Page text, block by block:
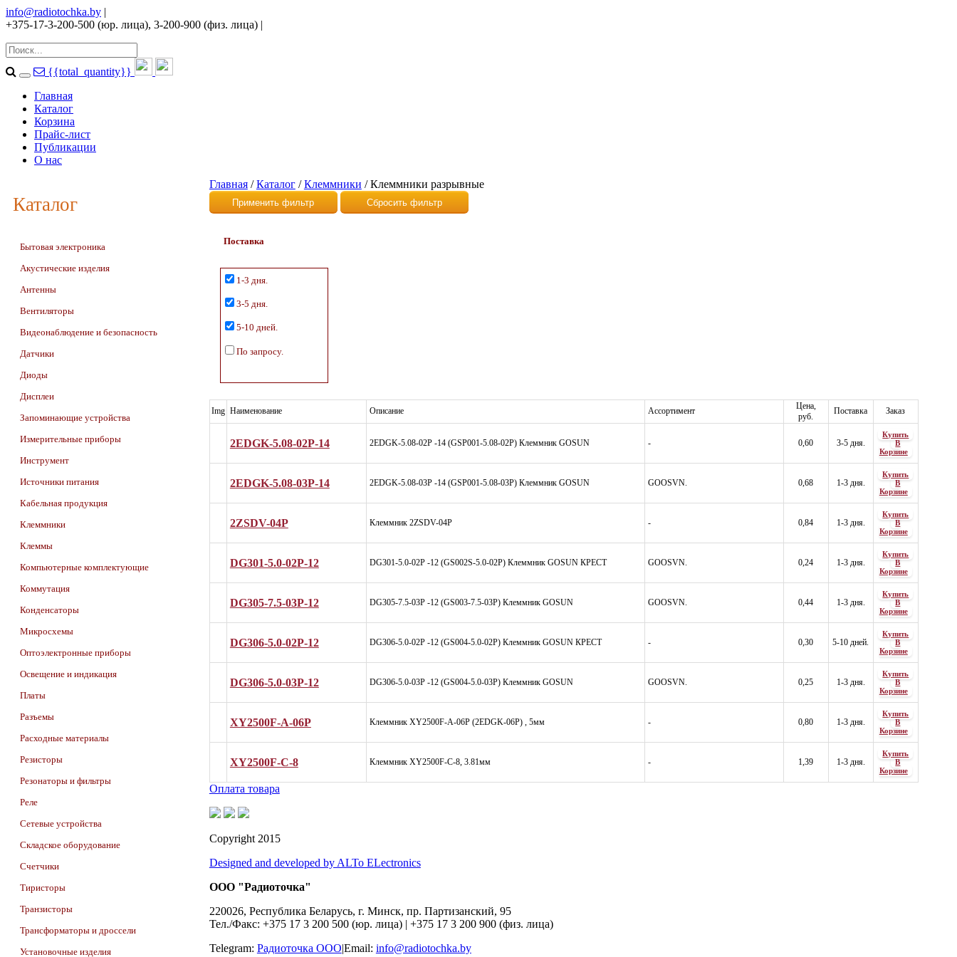
info@radiotochka.by |
+375-17-3-200-500 (юр. лица), 3-200-900 (физ. лица) |
{{total_quantity}}
Главная
Каталог
Корзина
Прайс-лист
Публикации
О нас
Каталог
Бытовая электроника
Акустические изделия
Антенны
Вентиляторы
Видеонаблюдение и безопасность
Датчики
Диоды
Дисплеи
Запоминающие устройства
Измерительные приборы
Инструмент
Источники питания
Кабельная продукция
Клеммники
Клеммы
Компьютерные комплектующие
Коммутация
Конденсаторы
Микросхемы
Оптоэлектронные приборы
Освещение и индикация
Платы
Разъемы
Расходные материалы
Резисторы
Резонаторы и фильтры
Реле
Сетевые устройства
Складское оборудование
Счетчики
Тиристоры
Транзисторы
Трансформаторы и дроссели
Установочные изделия
Главная/Каталог/Клеммники /Клеммники разрывные
Поставка
1-3 дня.
3-5 дня.
5-10 дней.
По запросу.
Img Наименование Описание Ассортимент
Цена,
руб.
Поставка Заказ
2EDGK-5.08-02P-14 2EDGK-5.08-02P -14 (GSP001-5.08-02P) Клеммник GOSUN - 0,60 3-5 дня.
Купить
В
Корзине
2EDGK-5.08-03P-14 2EDGK-5.08-03P -14 (GSP001-5.08-03P) Клеммник GOSUN GOOSVN. 0,68 1-3 дня.
Купить
В
Корзине
2ZSDV-04P Клеммник 2ZSDV-04P - 0,84 1-3 дня.
Купить
В
Корзине
DG301-5.0-02P-12 DG301-5.0-02P -12 (GS002S-5.0-02P) Клеммник GOSUN КРЕСТ GOOSVN. 0,24 1-3 дня.
Купить
В
Корзине
DG305-7.5-03P-12 DG305-7.5-03P -12 (GS003-7.5-03P) Клеммник GOSUN GOOSVN. 0,44 1-3 дня.
Купить
В
Корзине
DG306-5.0-02P-12 DG306-5.0-02P -12 (GS004-5.0-02P) Клеммник GOSUN КРЕСТ - 0,30 5-10 дней.
Купить
В
Корзине
DG306-5.0-03P-12 DG306-5.0-03P -12 (GS004-5.0-03P) Клеммник GOSUN GOOSVN. 0,25 1-3 дня.
Купить
В
Корзине
XY2500F-A-06P Клеммник XY2500F-A-06P (2EDGK-06P) , 5мм - 0,80 1-3 дня.
Купить
В
Корзине
XY2500F-C-8 Клеммник XY2500F-C-8, 3.81мм - 1,39 1-3 дня.
Купить
В
Корзине
Оплата товара
Copyright 2015
Designed and developed by ALTo ELectronics
ООО "Радиоточка"
220026, Республика Беларусь, г. Минск, пр. Партизанский, 95
Тел./Факс: +375 17 3 200 500 (юр. лица) | +375 17 3 200 900 (физ. лица)
Telegram: Радиоточка ООО|Email: info@radiotochka.by